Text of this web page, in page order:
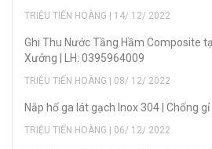
TRIỆU TIẾN HOÀNG | 14/ 12/ 2022
Ghi Thu Nước Tầng Hầm Composite
Xưởng | LH: 0395964009
TRIỆU TIẾN HOÀNG | 08/ 12/ 2022
Nắp hố ga lát gạch Inox 304 | Chống
TRIỆU TIẾN HOÀNG | 06/ 12/ 2022